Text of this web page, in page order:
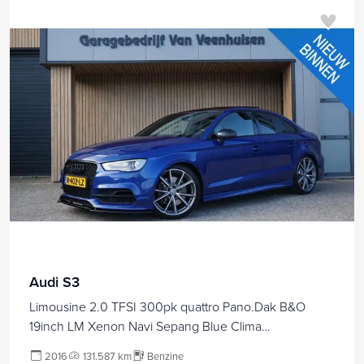
Audi S3
Limousine 2.0 TFSI 300pk quattro Pano.Dak B&O
19inch LM Xenon Navi Sepang Blue Clima
2016 131.587 km Benzine